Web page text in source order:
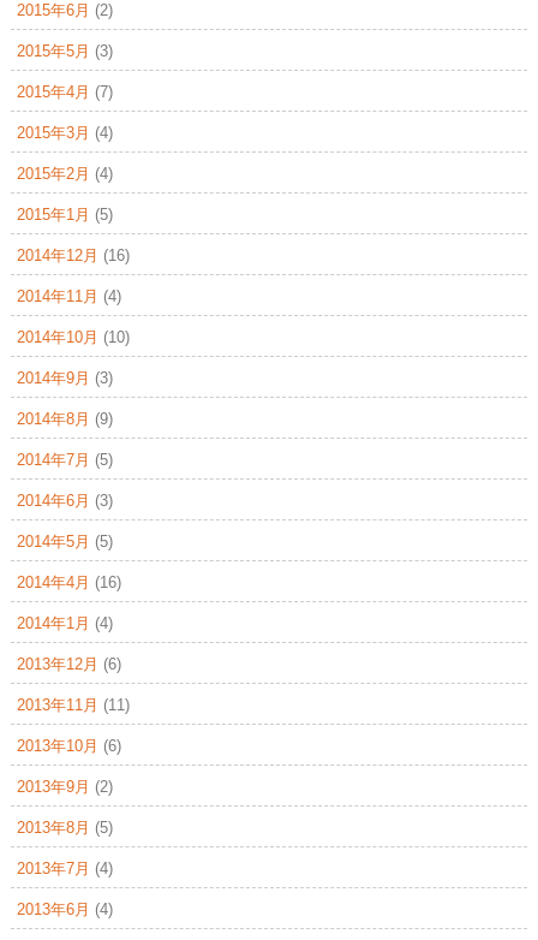
2015年6月 (2)
2015年5月 (3)
2015年4月 (7)
2015年3月 (4)
2015年2月 (4)
2015年1月 (5)
2014年12月 (16)
2014年11月 (4)
2014年10月 (10)
2014年9月 (3)
2014年8月 (9)
2014年7月 (5)
2014年6月 (3)
2014年5月 (5)
2014年4月 (16)
2014年1月 (4)
2013年12月 (6)
2013年11月 (11)
2013年10月 (6)
2013年9月 (2)
2013年8月 (5)
2013年7月 (4)
2013年6月 (4)